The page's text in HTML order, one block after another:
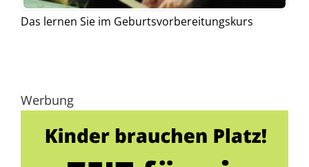
Das lernen Sie im Geburtsvorbereitungskurs
Werbung